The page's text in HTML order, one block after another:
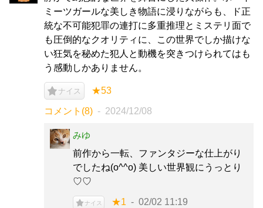
ミーツガールな美しき物語に浸りながらも、ド正
統な不可能犯罪の連打に多重推理とミステリ面で
も圧倒的なクオリティに、この世界でしか描けな
い狂気を秘めた犯人と動機を突きつけられてはも
う感動しかありません。
ナイス ★53
コメント(8) 2024/12/08
みゆ
前作から一転、ファンタジーな仕上がり
でしたね(o^^o) 美しい世界観にうっとり
♡♡
ナイス ★1 02/02 11:19